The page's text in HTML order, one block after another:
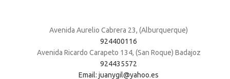
Avenida Aurelio Cabrera 23, (Alburquerque)
924400116
Avenida Ricardo Carapeto 134, (San Roque) Badajoz
924435572
Email: juanygil@yahoo.es